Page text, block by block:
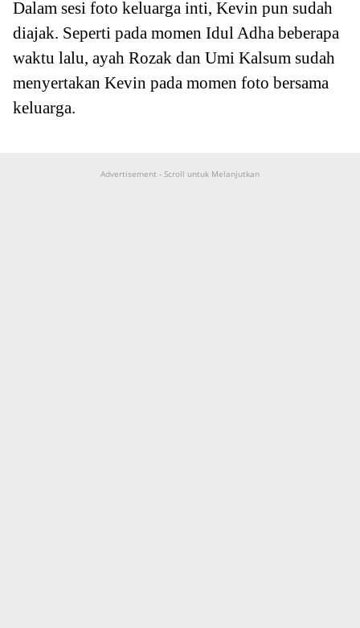
Dalam sesi foto keluarga inti, Kevin pun sudah
diajak. Seperti pada momen Idul Adha beberapa
waktu lalu, ayah Rozak dan Umi Kalsum sudah
menyertakan Kevin pada momen foto bersama
keluarga.
Advertisement - Scroll untuk Melanjutkan